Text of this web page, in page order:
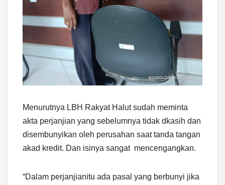
Menurutnya LBH Rakyat Halut sudah meminta
akta perjanjian yang sebelumnya tidak dkasih dan
disembunyikan oleh perusahan saat tanda tangan
akad kredit. Dan isinya sangat mencengangkan.
“Dalam perjanjianitu ada pasal yang berbunyi jika